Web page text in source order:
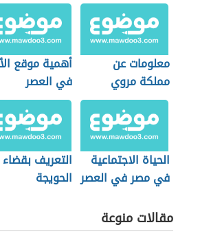
معلومات عن
مملكة مروي
أهمية موقع
في العصر
المملوكي
الحياة الاجتماعية
في مصر في العصر
التعريف بقضاء
الحويجة
مقالات منوعة